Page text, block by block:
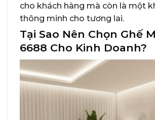
cho khách hàng mà còn là một
thông minh cho tương lai.
Tại Sao Nên Chọn Ghế
6688 Cho Kinh Doanh?